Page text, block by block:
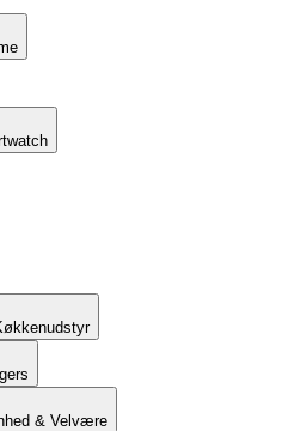
& Velvære